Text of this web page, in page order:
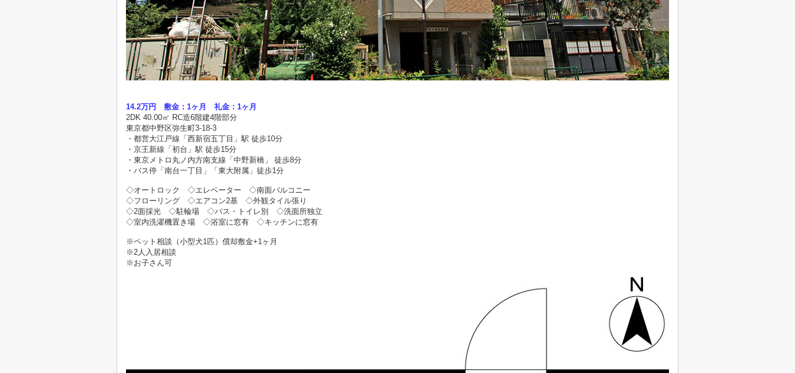
14.2万円 敷金：1ヶ月 礼金：1ヶ月
2DK 40.00㎡ RC造6階建4階部分
東京都中野区弥生町3-18-3
・都営大江戸線「西新宿五丁目」駅 徒歩10分
・京王新線「初台」駅 徒歩15分
・東京メトロ丸ノ内方南支線「中野新橋」 徒歩8分
・バス停「南台一丁目」「東大附属」徒歩1分
◇オートロック ◇エレベーター ◇南面バルコニー
◇フローリング ◇エアコン2基 ◇外観タイル張り
◇2面採光 ◇駐輪場 ◇バス・トイレ別 ◇洗面所独立
◇室内洗濯機置き場 ◇浴室に窓有 ◇キッチンに窓有
※ペット相談（小型犬1匹）償却敷金+1ヶ月
※2人入居相談
※お子さん可